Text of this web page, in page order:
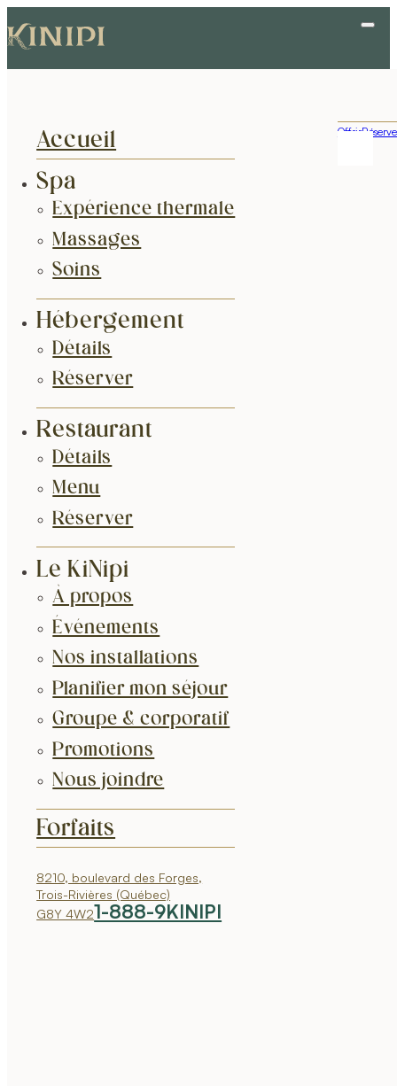
Accueil
Spa
Expérience thermale
Massages
Soins
Hébergement
Détails
Réserver
Restaurant
Détails
Menu
Réserver
Le KiNipi
À propos
Événements
Nos installations
Planifier mon séjour
Groupe & corporatif
Promotions
Nous joindre
Forfaits
8210, boulevard des Forges,
Trois-Rivières (Québec)
G8Y 4W21-888-9KINIPI
Offrir